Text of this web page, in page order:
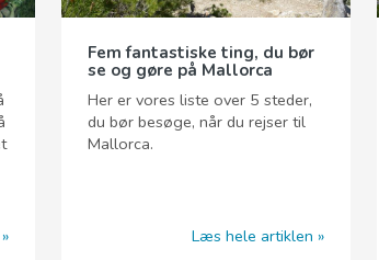
Fem fantastiske ting, du bør
se og gøre på Mallorca
Her er vores liste over 5 steder,
du bør besøge, når du rejser til
Mallorca.
Læs hele artiklen